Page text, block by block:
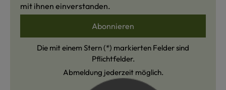
mit ihnen einverstanden.
Abonnieren
Die mit einem Stern (*) markierten Felder sind
Pflichtfelder.
Abmeldung jederzeit möglich.